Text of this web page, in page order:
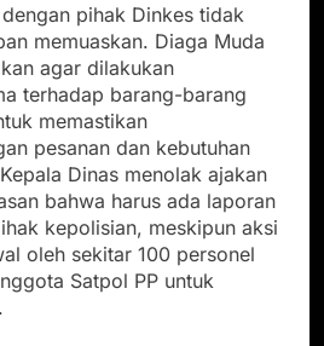
pihak Dinkes tidak
memuaskan. Diaga Muda
agar dilakukan
terhadap barang-barang
memastikan
pesanan dan kebutuhan
Dinas menolak ajakan
bahwa harus ada laporan
kepolisian, meskipun aksi
oleh sekitar 100 personel
Satpol PP untuk